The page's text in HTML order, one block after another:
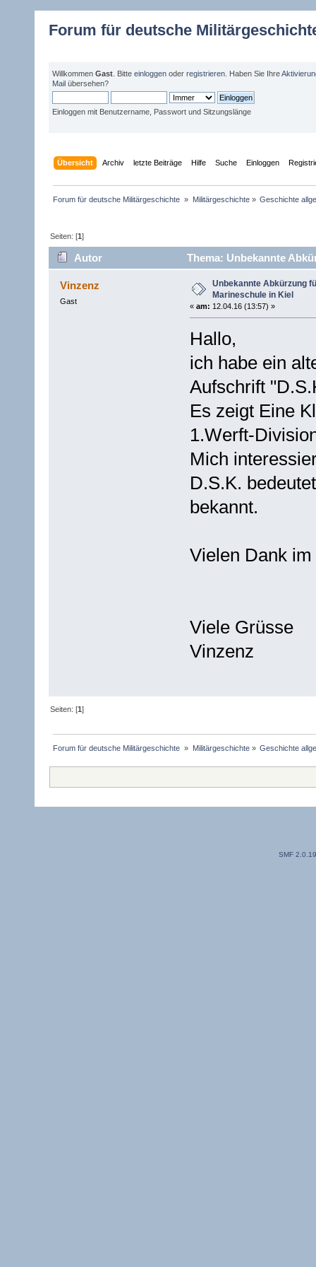
Forum für deutsche
Willkommen Gast . Bitte einloggen oder registrieren . Haben Sie Ihre
Mail übersehen?
Einloggen mit Benutzername, Passwort und Sitzungslänge
Übersicht Archiv letzte Beiträge Hilfe Suche Einloggen
Forum für deutsche Militärgeschichte » Militärgeschichte» Geschichte
Seiten: [1]
Autor Thema: Unbekannte
Vinzenz
Gast
Unbekannte Abkürzung
Marineschule in Kiel
« am: 12.04.16 (13:57) »
Hallo,
ich habe ein
Aufschrift
Es zeigt Eine
1.Werft-
Mich
D.S.K.
bekannt.
Vielen Dank
Viele Grüsse
Vinzenz
Seiten: [1]
Forum für deutsche Militärgeschichte » Militärgeschichte» Geschichte
SMF 2.0.19